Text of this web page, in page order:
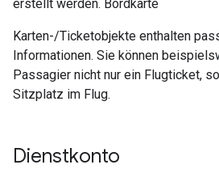
erstellt werden. Bordkarte
Karten-/Ticketobjekte enthalten
Informationen. Sie können
Passagier nicht nur ein Flugticket,
Sitzplatz im Flug.
Dienstkonto